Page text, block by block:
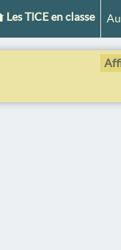
Les TICE en classe